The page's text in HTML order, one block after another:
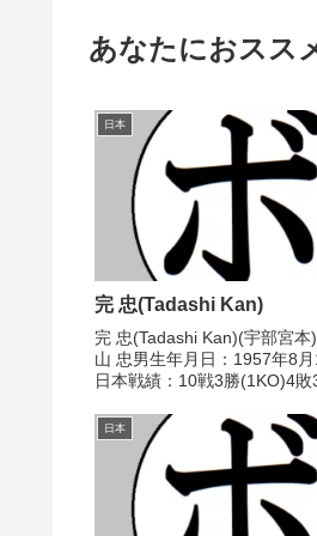
あなたにおスス
日本
完 忠(Tadashi Kan)
完 忠(Tadashi Kan)(宇部宮本
山 忠男生年月日：1957年8月
日本戦績：10戦3勝(1KO)4敗
●2RKO 黒田 武士(福岡中
央)1974/11/0...
日本